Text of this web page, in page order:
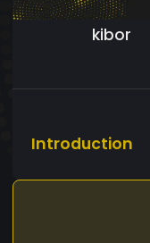
kibor
Introduction